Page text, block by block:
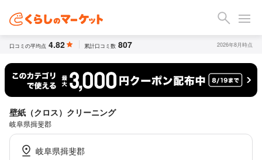
口コミの平均点 4.82 累計口コミ数 807 2026年8月時点
壁紙（クロス）クリーニング
岐阜県揖斐郡
岐阜県揖斐郡